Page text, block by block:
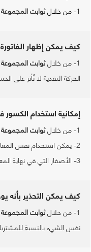
1- من خلال ثوابت المجموعة
كيف يمكن إظهار
1- من خلال ثوابت المجموعة
الحركة النقدية لا تُأثر على
إمكانية استخدام
1- من خلال ثوابت المجموعة
2- يمكن استخدام نفس المعادلة للمبالغ في القيود وكذلك كميات الأصناف.
3- الأصفار التي في نهاية المعادلة تدل على عدد الكسور المطلوبة.
كيف يمكن التحذير بأنه
1- من خلال ثوابت المجموعة
نفس الشيء بالنسبة